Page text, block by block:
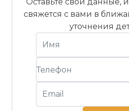
Оставьте свои данные,
свяжется с вами в
уточнения